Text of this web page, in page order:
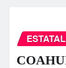
ESTATAL